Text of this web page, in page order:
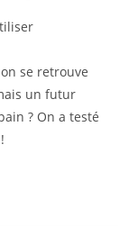
se retrouve
un futur
? On a testé